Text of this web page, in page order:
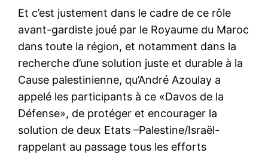
Et c’est justement dans le cadre de ce rôle
avant-gardiste joué par le Royaume du Maroc
dans toute la région, et notamment dans la
recherche d’une solution juste et durable à la
Cause palestinienne, qu’André Azoulay a
appelé les participants à ce «Davos de la
Défense», de protéger et encourager la
solution de deux Etats –Palestine/Israël-
rappelant au passage tous les efforts